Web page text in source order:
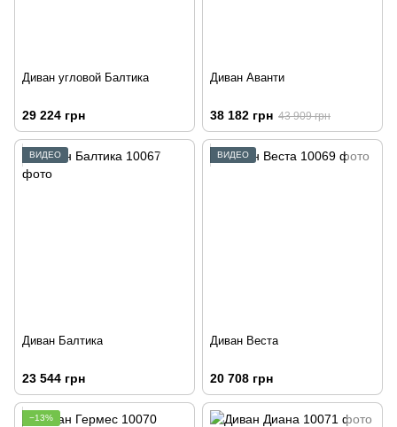
Диван угловой Балтика
29 224 грн
Диван Аванти
38 182 грн 43 909 грн
ВИДЕО
Диван Балтика
23 544 грн
ВИДЕО
Диван Веста
20 708 грн
−13%